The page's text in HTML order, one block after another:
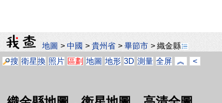
地圖 >中國 >貴州省 >畢節市 >織金縣
搜 衛星換 照片 區劃 地圖 地形 3D 測量 全屏 ︽ <